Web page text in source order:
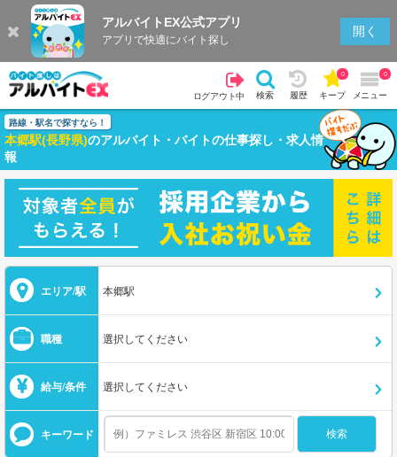
アルバイトEX公式アプリ
アプリで快適にバイト探し
開く
ログアウト中 検索 履歴 キープ
0
メニュー
0
路線・駅名で探すなら！
本郷駅(長野県)のアルバイト・バイトの仕事探し・求人情
報
エリア/駅 本郷駅
職種 選択してください
給与/条件 選択してください
キーワード